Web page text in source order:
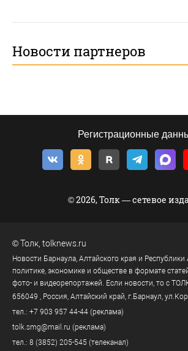
Новости партнеров
Регистрационные
© 2026, Толк — сетевое
©Толк tolknews.ru
Новости Барнаула, Алтайского края и Республики
политике, экономике и обществе в формате
фото- и видеорепортажей. Если новости, то с
656049 , Россия, Алтайский край, г.Барнаул,
тел.: +7 903 957 44-44 (реклама)
tolk.smg@mail.ru (реклама)
тел.: 8 (3852) 205-545 (телеканал)